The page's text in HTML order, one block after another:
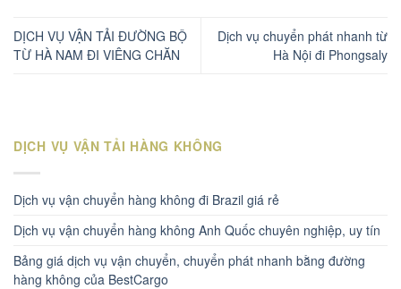
DỊCH VỤ VẬN TẢI ĐƯỜNG BỘ
TỪ HÀ NAM ĐI VIÊNG CHĂN
Dịch vụ chuyển phát nhanh từ
Hà Nội đi Phongsaly
DỊCH VỤ VẬN TẢI HÀNG KHÔNG
Dịch vụ vận chuyển hàng không đi Brazil giá rẻ
Dịch vụ vận chuyển hàng không Anh Quốc chuyên nghiệp, uy tín
Bảng giá dịch vụ vận chuyển, chuyển phát nhanh bằng đường
hàng không của BestCargo